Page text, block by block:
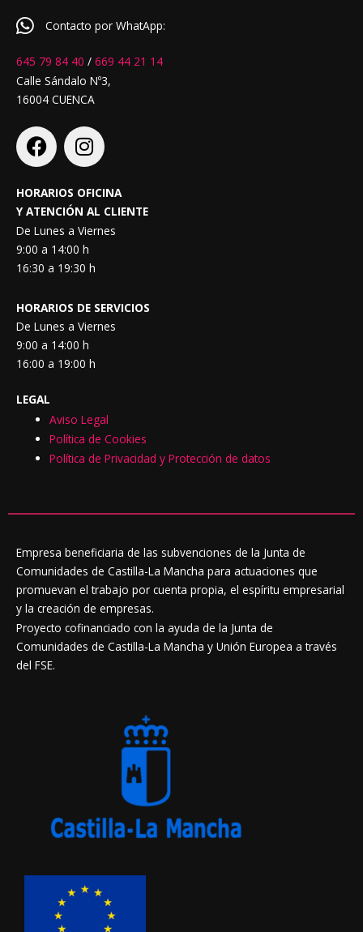
Contacto por WhatApp:
645 79 84 40 / 669 44 21 14
Calle Sándalo Nº3,
16004 CUENCA
F
a
c
e
b
o
o
k
I
n
s
t
a
g
r
a
m
HORARIOS OFICINA
Y ATENCIÓN AL CLIENTE
De Lunes a Viernes
9:00 a 14:00 h
16:30 a 19:30 h
HORARIOS DE SERVICIOS
De Lunes a Viernes
9:00 a 14:00 h
16:00 a 19:00 h
LEGAL
Aviso Legal
Política de Cookies
Política de Privacidad y Protección de datos
Empresa beneficiaria de las subvenciones de la Junta de
Comunidades de Castilla-La Mancha para actuaciones que
promuevan el trabajo por cuenta propia, el espíritu empresarial
y la creación de empresas.
Proyecto cofinanciado con la ayuda de la Junta de
Comunidades de Castilla-La Mancha y Unión Europea a través
del FSE.